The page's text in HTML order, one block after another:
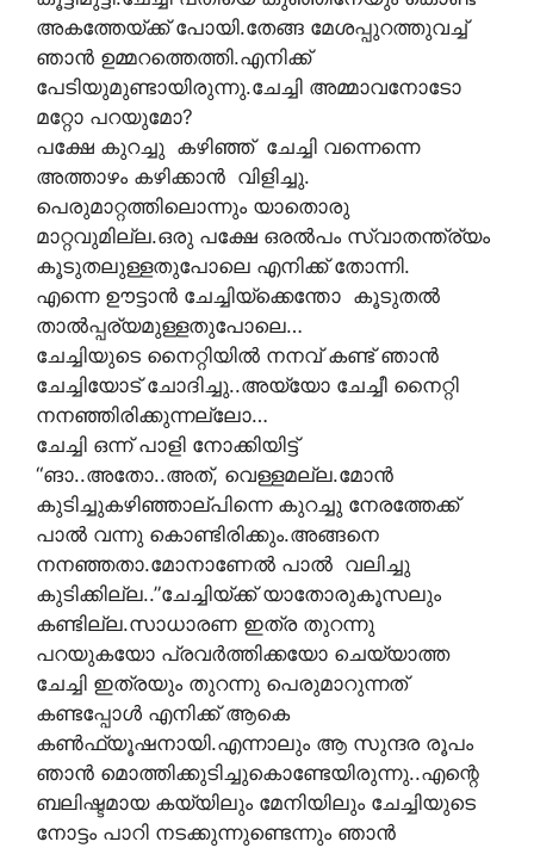
അകത്തേയ്ക്ക് പോയി.തേങ്ങ മേശപ്പുറത്തുവച്ച്
ഞാൻ ഉമ്മറത്തെത്തി.എനിക്ക്
പേടിയുമുണ്ടായിരുന്നു.ചേച്ചി അമ്മാവനോടോ
മറ്റോ പറയുമോ?
പക്ഷേ കുറച്ചു കഴിഞ്ഞ് ചേച്ചി വന്നെന്നെ
അത്താഴം കഴിക്കാൻ വിളിച്ചു.
പെരുമാറ്റത്തിലൊന്നും യാതൊരു
മാറ്റവുമില്ല.ഒരു പക്ഷേ ഒരൽപം സ്വാതന്ത്ര്യം
കൂടുതലുള്ളതുപോലെ എനിക്ക് തോന്നി.
എന്നെ ഊട്ടാൻ ചേച്ചിയ്ക്കെന്തോ കൂടുതൽ
താൽപ്പര്യമുള്ളതുപോലെ…
ചേച്ചിയുടെ നൈറ്റിയിൽ നനവ് കണ്ട് ഞാൻ
ചേച്ചിയോട് ചോദിച്ചു..അയ്യോ ചേച്ചീ നൈറ്റി
നനഞ്ഞിരിക്കുന്നല്ലോ…
ചേച്ചി ഒന്ന് പാളി നോക്കിയിട്ട്
“ങാ..അതോ..അത്, വെള്ളമല്ല.മോൻ
കുടിച്ചുകഴിഞ്ഞാല്പിന്നെ കുറച്ചു നേരത്തേക്ക്
പാൽ വന്നു കൊണ്ടിരിക്കും.അങ്ങനെ
നനഞ്ഞതാ.മോനാണേൽ പാൽ വലിച്ചു
കുടിക്കില്ല..”ചേച്ചിയ്ക്ക് യാതോരുകൂസലും
കണ്ടില്ല.സാധാരണ ഇത്ര തുറന്നു
പറയുകയോ പ്രവർത്തിക്കയോ ചെയ്യാത്ത
ചേച്ചി ഇത്രയും തുറന്നു പെരുമാറുന്നത്
കണ്ടപ്പോൾ എനിക്ക് ആകെ
കണ്‍ഫ്യൂഷനായി.എന്നാലും ആ സുന്ദര രൂപം
ഞാൻ മൊത്തിക്കുടിച്ചുകൊണ്ടേയിരുന്നു..എന്റെ
ബലിഷ്ടമായ കയ്യിലും മേനിയിലും ചേച്ചിയുടെ
നോട്ടം പാറി നടക്കുന്നുണ്ടെന്നും ഞാൻ